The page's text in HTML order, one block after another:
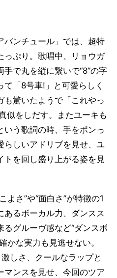
バンチュール」では、超特
っぷり。歌唱中、リョウガ
で丸を縦に繋いで“8”の字
「8号車!」と可愛らしく
も驚いたようで「これやっ
似をしだす。またユーキも
いう歌詞の時、手をポンっ
らしいアドリブを見せ、ユ
トを回し盛り上がる姿を見
よさ”や“面白さ”が特徴の1
るボーカル力、ダンスス
グルーヴ感など“ダンスボ
かな実力も見逃せない。
しさ、クールなラップと
マンスを見せ、今回のツア